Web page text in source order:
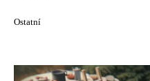
Ostatní